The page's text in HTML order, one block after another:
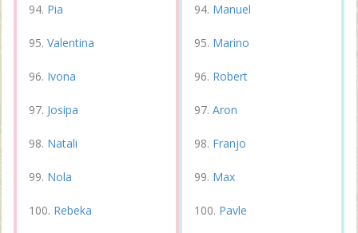
Pia
Valentina
Ivona
Josipa
Natali
Nola
Rebeka
Manuel
Marino
Robert
Aron
Franjo
Max
Pavle